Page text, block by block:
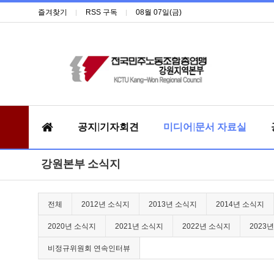
즐겨찾기 RSS 구독 08월 07일(금)
공지|기자회견 미디어|문서 자료실
강원본부 소식지
전체 2012년 소식지 2013년 소식지 2014년 소식지
2020년 소식지 2021년 소식지 2022년 소식지 2023년
비정규위원회 연속인터뷰